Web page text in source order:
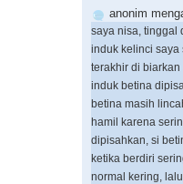
anonim
saya nisa, tinggal
induk kelinci saya
terakhir di
induk betina
betina masih
hamil karena
dipisahkan, si
ketika berdiri
normal kering,